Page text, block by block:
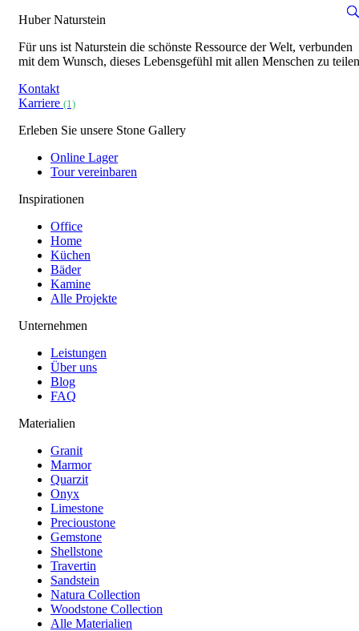
Huber Naturstein
Für uns ist Naturstein die schönste Ressource der Welt, verbunden
mit dem Wunsch, dieses Lebensgefühl mit allen Menschen zu
Kontakt
Karriere (1)
Erleben Sie unsere Stone Gallery
Online Lager
Tour vereinbaren
Inspirationen
Office
Home
Küchen
Bäder
Kamine
Alle Projekte
Unternehmen
Leistungen
Über uns
Blog
FAQ
Materialien
Granit
Marmor
Quarzit
Onyx
Limestone
Precioustone
Gemstone
Shellstone
Travertin
Sandstein
Natura Collection
Woodstone Collection
Alle Materialien